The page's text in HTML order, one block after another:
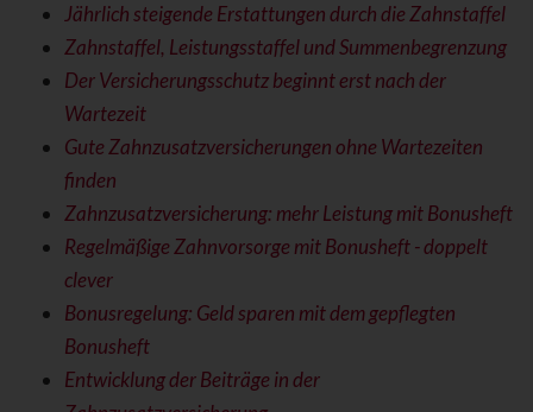
Jährlich steigende Erstattungen durch die Zahnstaffel
Zahnstaffel, Leistungsstaffel und Summenbegrenzung
Der Versicherungsschutz beginnt erst nach der
Wartezeit
Gute Zahnzusatzversicherungen ohne Wartezeiten
finden
Zahnzusatzversicherung: mehr Leistung mit Bonusheft
Regelmäßige Zahnvorsorge mit Bonusheft - doppelt
clever
Bonusregelung: Geld sparen mit dem gepflegten
Bonusheft
Entwicklung der Beiträge in der